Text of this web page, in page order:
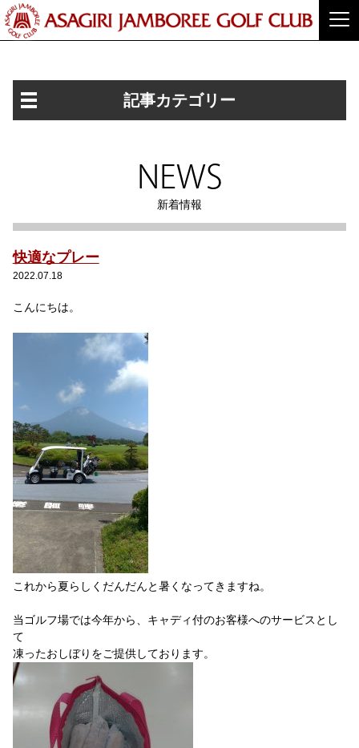
記事カテゴリー
NEWS
新着情報
快適なプレー
2022.07.18
こんにちは。
これから夏らしくだんだんと暑くなってきますね。
当ゴルフ場では今年から、キャディ付のお客様へのサービスとし
て
凍ったおしぼりをご提供しております。